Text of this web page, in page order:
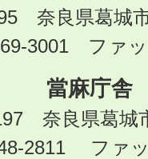
奈良県葛城
3001 ファ
當麻庁舎
奈良県葛城
2811 ファ